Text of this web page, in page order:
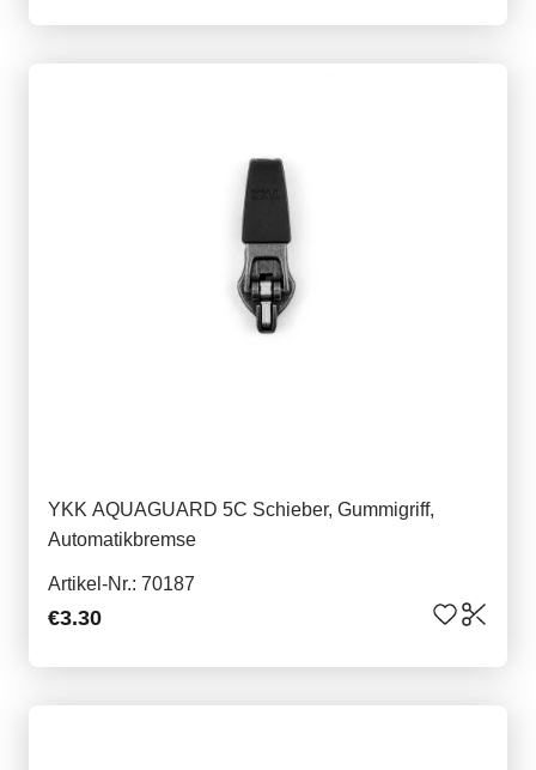
YKK AQUAGUARD 5C Schieber, Gummigriff,
Automatikbremse
Artikel-Nr.: 70187
€3.30